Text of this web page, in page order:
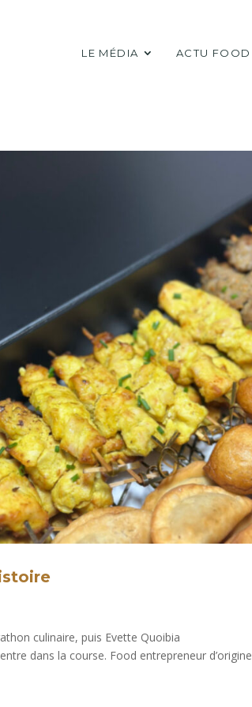
LE MÉDIA ACTU FOOD
culinaire, puis Evette Quoibia
dans la course. Food entrepreneur d’origine